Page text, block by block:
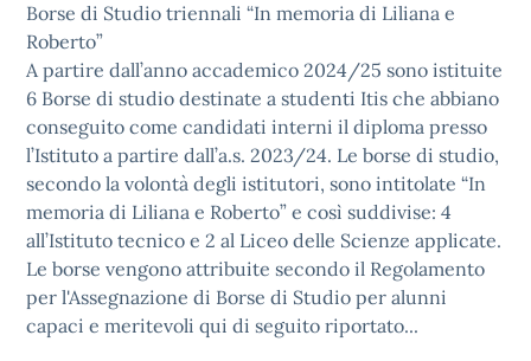
Borse di Studio triennali “In memoria di Liliana e
Roberto”
A partire dall’anno accademico 2024/25 sono istituite
6 Borse di studio destinate a studenti Itis che abbiano
conseguito come candidati interni il diploma presso
l’Istituto a partire dall’a.s. 2023/24. Le borse di studio,
secondo la volontà degli istitutori, sono intitolate “In
memoria di Liliana e Roberto” e così suddivise: 4
all’Istituto tecnico e 2 al Liceo delle Scienze applicate.
Le borse vengono attribuite secondo il Regolamento
per l'Assegnazione di Borse di Studio per alunni
capaci e meritevoli qui di seguito riportato...